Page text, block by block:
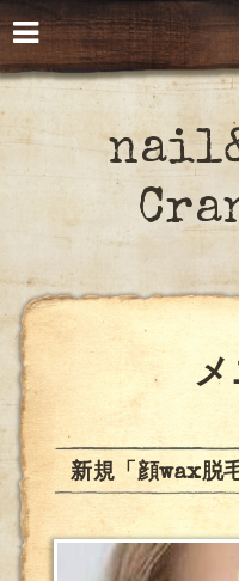
新規「顔wax脱